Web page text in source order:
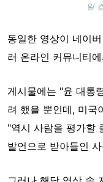
일
동일한 영상이 네이
러 온라인 커뮤니티
게시물에는 "윤 대통
려 했을 뿐인데, 미국
"역시 사람을 평가할
발언으로 받아들인